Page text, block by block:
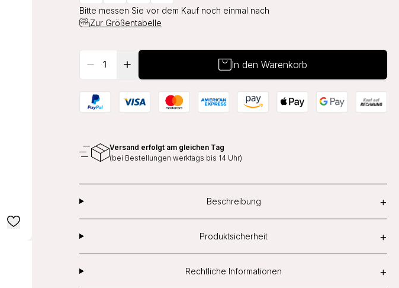
Bitte messen Sie vor dem Kauf noch einmal nach
Zur Größentabelle
In den Warenkorb
Versand erfolgt am gleichen Tag
(bei Bestellungen werktags bis 14 Uhr)
Beschreibung +
Produktsicherheit +
Rechtliche Informationen +